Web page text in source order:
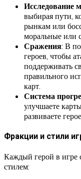
Исследование
выбирая пути,
рынкам или
моральные или
Сражения: В
героев, чтобы
поддерживать
правильного
карт.
Система
улучшаете
развиваете
Фракции и стили
Каждый герой в игре
стилем: